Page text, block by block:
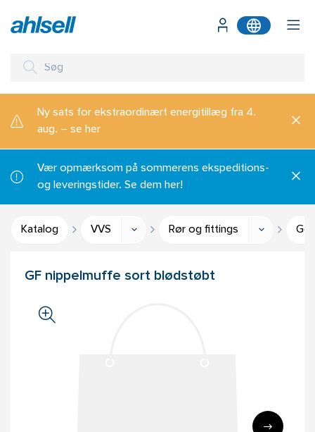
Ny sats for ekstraordinært energitillæg fra 4.
aug. – se her
Vær opmærksom på sommerens ekspeditions-
og leveringstider. Se dem her!
Katalog VVS Rør og fittings
GF nippelmuffe sort blødstøbt